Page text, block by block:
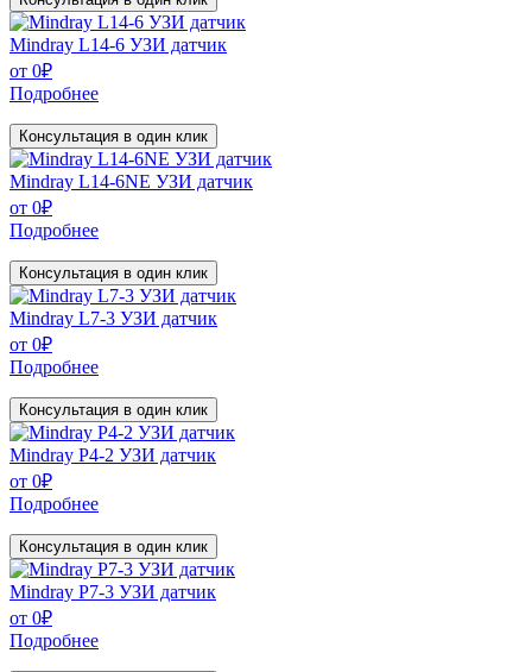
Mindray L14-6 УЗИ датчик
от 0₽
Подробнее
Консультация в один клик
Mindray L14-6NE УЗИ датчик
от 0₽
Подробнее
Консультация в один клик
Mindray L7-3 УЗИ датчик
от 0₽
Подробнее
Консультация в один клик
Mindray P4-2 УЗИ датчик
от 0₽
Подробнее
Консультация в один клик
Mindray P7-3 УЗИ датчик
от 0₽
Подробнее